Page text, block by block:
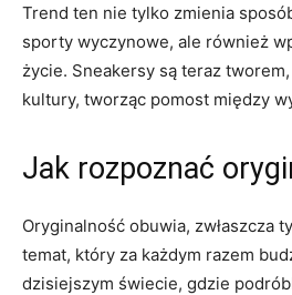
Trend ten nie tylko zmienia
sporty wyczynowe, ale również
⁣życie. Sneakersy są teraz
kultury, tworząc pomost między​
Jak rozpoznać
Oryginalność obuwia, zwłaszcza‍
temat, który⁢ za każdym razem
dzisiejszym⁢ świecie, gdzie